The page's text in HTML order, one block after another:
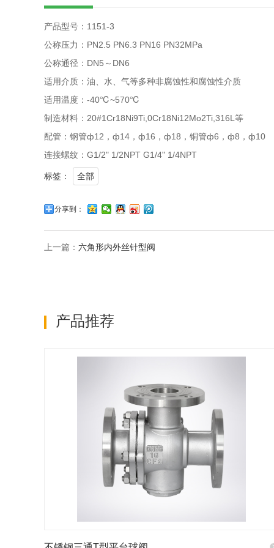
产品型号：1151-3
公称压力：PN2.5 PN6.3 PN16 PN32MPa
公称通径：DN5～DN6
适用介质：油、水、气等多种非腐蚀性和腐蚀性介质
适用温度：-40℃~570℃
制造材料：20#1Cr18Ni9Ti,0Cr18Ni12Mo2Ti,316L等
配管：钢管ф12，ф14，ф16，ф18，铜管ф6，ф8，ф10
连接螺纹：G1/2" 1/2NPT G1/4" 1/4NPT
标签： 全部
分享到：
上一篇： 六角形内外丝针型阀
产品推荐